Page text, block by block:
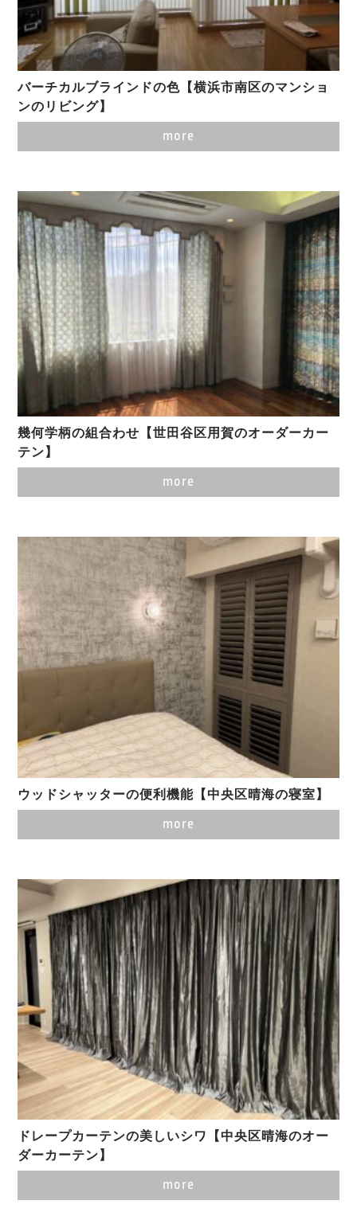
バーチカルブラインドの色【横浜市南区のマンショ
ンのリビング】
more
幾何学柄の組合わせ【世田谷区用賀のオーダーカー
テン】
more
ウッドシャッターの便利機能【中央区晴海の寝室】
more
ドレープカーテンの美しいシワ【中央区晴海のオー
ダーカーテン】
more